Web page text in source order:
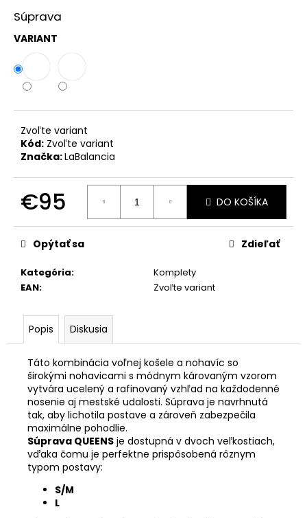
Súprava
VARIANT
Zvoľte variant
Kód: Zvoľte variant
Značka:LaBalancia
€95 DO KOŠÍKA
Kategória:
Komplety
EAN: Zvoľte variant
Opýtať sa Zdieľať
Popis Diskusia
Táto kombinácia voľnej košele a nohavíc so
širokými nohavicami s módnym károvaným vzorom
vytvára ucelený a rafinovaný vzhľad na každodenné
nosenie aj mestské udalosti. Súprava je navrhnutá
tak, aby lichotila postave a zároveň zabezpečila
maximálne pohodlie.
Súprava QUEENS je dostupná v dvoch veľkostiach,
vďaka čomu je perfektne prispôsobená rôznym
typom postavy:
S/M
L
a
m
e
ZAVINOVACIE
MARY
ČIERNA
PREMIUM
€39